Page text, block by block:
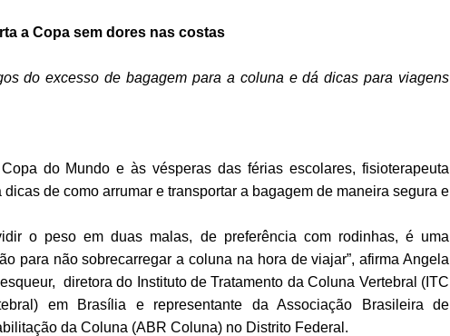
a Copa sem dores nas costas
do excesso de bagagem para a coluna e dá dicas para viagens
do Mundo e às vésperas das férias escolares, fisioterapeuta
de como arrumar e transportar a bagagem de maneira segura e
o peso em duas malas, de preferência com rodinhas, é uma
para não sobrecarregar a coluna na hora de viajar”, afirma Angela
diretora do Instituto de Tratamento da Coluna Vertebral (ITC
em Brasília e representante da Associação Brasileira de
da Coluna (ABR Coluna) no Distrito Federal.